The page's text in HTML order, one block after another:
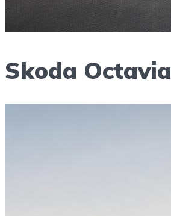
Skoda Octavia